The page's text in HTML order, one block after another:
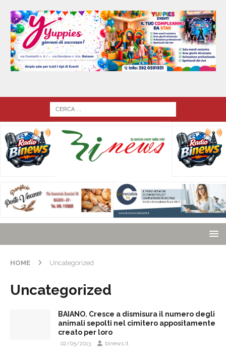
HOME Uncategorized
Uncategorized
BAIANO. Cresce a dismisura il numero degli
animali sepolti nel cimitero appositamente
creato per loro
02/05/2013 binews.it